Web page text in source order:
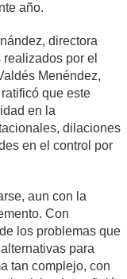
año.
directora
por el
Menéndez,
que este
en la
dilaciones
en el control por
aun con la
Con
los problemas que
para
tan complejo, con